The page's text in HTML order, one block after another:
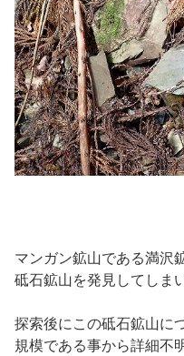
マンガン鉱山である満沢
砥石鉱山を発見してしま
探索後にこの砥石鉱山に
規模である事から詳細不